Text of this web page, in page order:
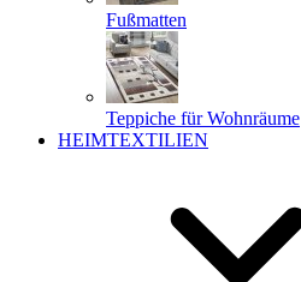
Fußmatten
Teppiche für Wohnräume
HEIMTEXTILIEN